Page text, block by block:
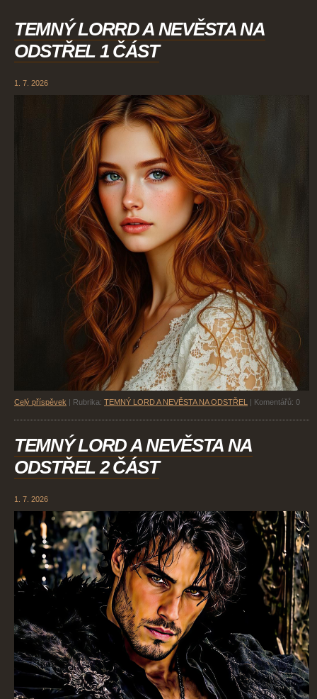
TEMNÝ LORRD A NEVĚSTA NA
ODSTŘEL 1 ČÁST
1. 7. 2026
Celý příspěvek Rubrika: TEMNÝ LORD A NEVĚSTA NA ODSTŘEL Komentářů: 0
TEMNÝ LORD A NEVĚSTA NA
ODSTŘEL 2 ČÁST
1. 7. 2026